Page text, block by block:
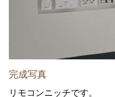
完成写真
リモコンニッチです。